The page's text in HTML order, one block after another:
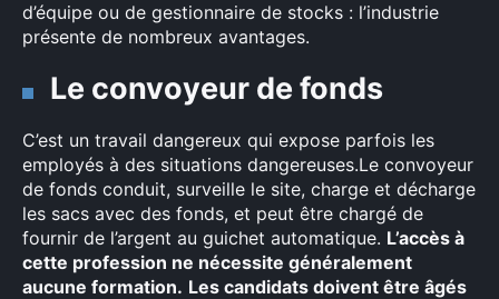
d’équipe ou de gestionnaire de stocks : l’industrie
présente de nombreux avantages.
Le convoyeur de fonds
C’est un travail dangereux qui expose parfois les
employés à des situations dangereuses.Le convoyeur
de fonds conduit, surveille le site, charge et décharge
les sacs avec des fonds, et peut être chargé de
fournir de l’argent au guichet automatique. L’accès à
cette profession ne nécessite généralement
aucune formation. Les candidats doivent être âgés